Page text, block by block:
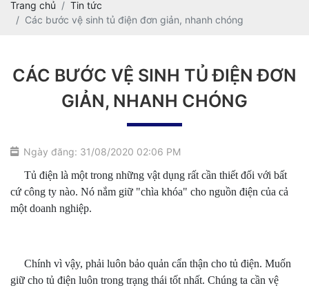
Trang chủ
Tin tức
Các bước vệ sinh tủ điện đơn giản, nhanh chóng
CÁC BƯỚC VỆ SINH TỦ ĐIỆN ĐƠN
GIẢN, NHANH CHÓNG
Ngày đăng: 31/08/2020 02:06 PM
Tủ điện là một trong những vật dụng rất cần thiết đối với bất
cứ công ty nào. Nó nắm giữ "chìa khóa" cho nguồn điện của cả
một doanh nghiệp.
Chính vì vậy, phải luôn bảo quản cẩn thận cho tủ điện. Muốn
giữ cho tủ điện luôn trong trạng thái tốt nhất. Chúng ta cần vệ